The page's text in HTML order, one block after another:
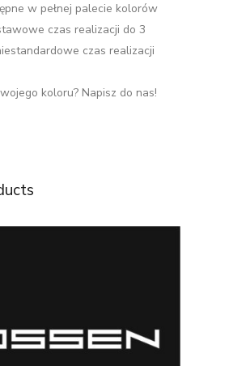
w pełnej palecie kolorów
czas realizacji do 3
czas realizacji
koloru? Napisz do nas!